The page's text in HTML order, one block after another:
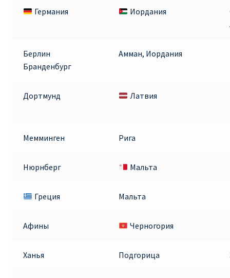
Германия Иордания
Берлин
Бранденбург
Амман, Иордания
Дортмунд Латвия
Мемминген Рига
Нюрнберг Мальта
Греция Мальта
Афины Черногория
Ханья Подгорица